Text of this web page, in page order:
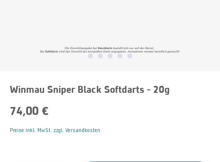
Winmau Sniper Black Softdarts - 20g
74,00 €
Preise inkl. MwSt. zzgl. Versandkosten